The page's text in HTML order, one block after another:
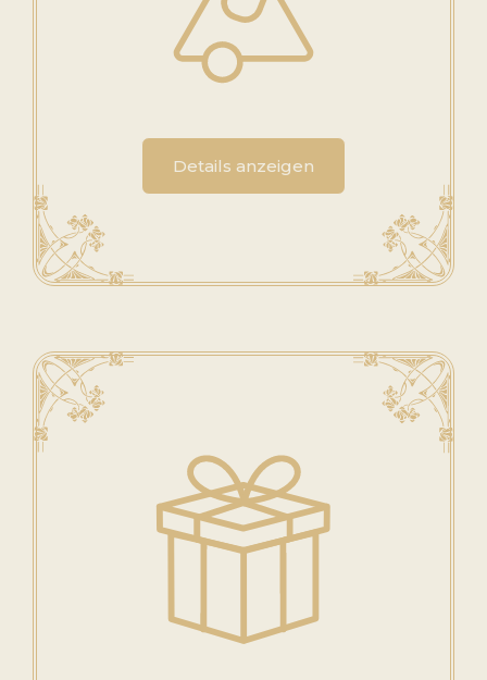
Details anzeigen